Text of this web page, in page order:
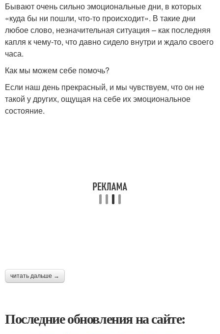
Бывают очень сильно эмоциональные дни, в которых
«куда бы ни пошли, что-то происходит». В такие дни
любое слово, незначительная ситуация – как последняя
капля к чему-то, что давно сидело внутри и ждало своего
часа.
Как мы можем себе помочь?
Если наш день прекрасный, и мы чувствуем, что он не
такой у других, ощущая на себе их эмоциональное
состояние.
читать дальше →
Последние обновления на сайте: